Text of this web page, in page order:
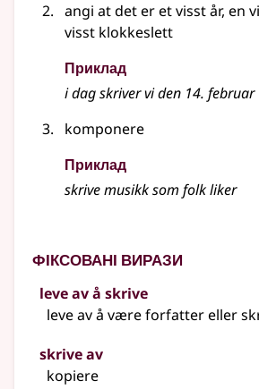
angi at det er et visst år, en
visst klokkeslett
Приклад
i dagskrivervi den 14. februar
komponere
Приклад
skrive musikk som folk liker
Фіксовані вирази
leve av å skrive
leve av å være forfatter eller
skrive av
kopiere